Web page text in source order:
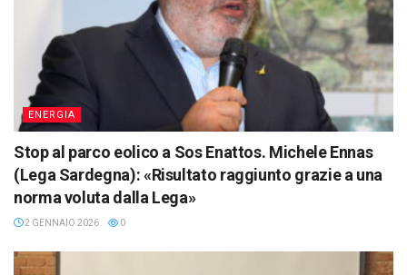
ENERGIA
Stop al parco eolico a Sos Enattos. Michele Ennas
(Lega Sardegna): «Risultato raggiunto grazie a una
norma voluta dalla Lega»
2 GENNAIO 2026 0